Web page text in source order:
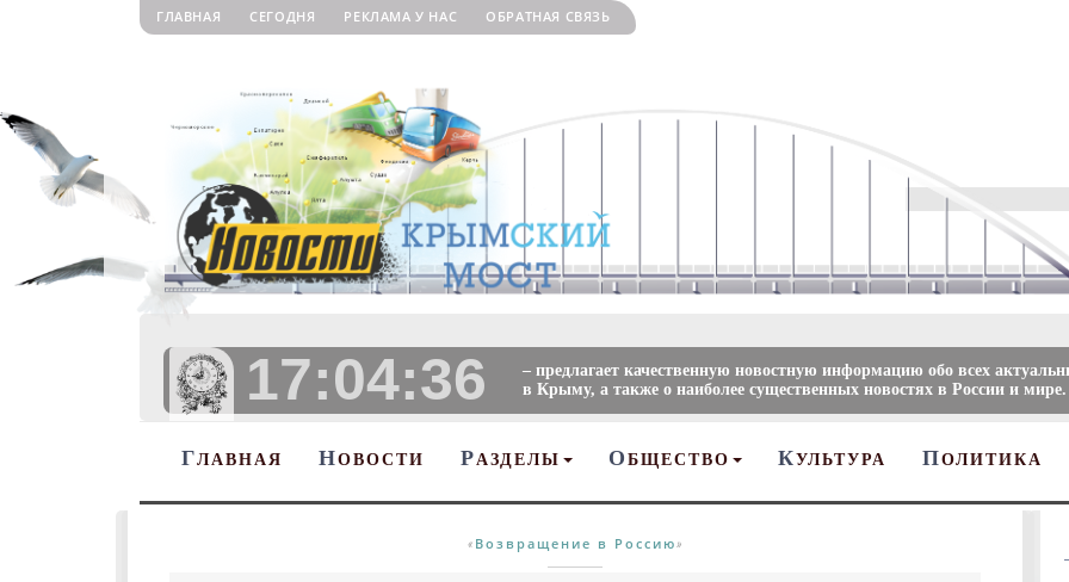
ГЛАВНАЯ СЕГОДНЯ РЕКЛАМА У НАС ОБРАТНАЯ СВЯЗЬ
17:04:37
– предлагает качественную новостную информацию обо всех
в Крыму, а также о наиболее существенных новостях в России и мире.
ГЛАВНАЯ НОВОСТИ Р АЗДЕЛЫ О БЩЕСТВО КУЛЬТУРА ПОЛИТИКА
« Возвращение в Россию»